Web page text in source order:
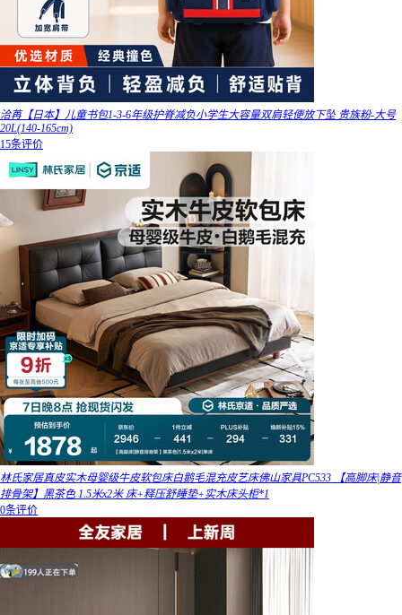
洽苒【日本】儿童书包1-3-6年级护脊减负小学生大容量双肩轻便放下坠 贵族粉-大号
20L(140-165cm)
15条评价
林氏家居真皮实木母婴级牛皮软包床白鹅毛混充皮艺床佛山家具PC533 【高脚床|静音
排骨架】黑茶色 1.5米x2米 床+释压舒睡垫+实木床头柜*1
0条评价